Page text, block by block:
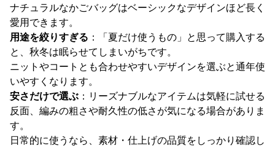
ナチュラルなかごバッグはベーシックなデザインほど長く
愛用できます。
用途を絞りすぎる ：「夏だけ使うもの」と思って購入する
と、秋冬は眠らせてしまいがちです。
ニットやコートとも合わせやすいデザインを選ぶと通年使
いやすくなります。
安さだけで選ぶ ：リーズナブルなアイテムは気軽に試せる
反面、編みの粗さや耐久性の低さが気になる場合がありま
す。
日常的に使うなら、素材・仕上げの品質をしっかり確認し